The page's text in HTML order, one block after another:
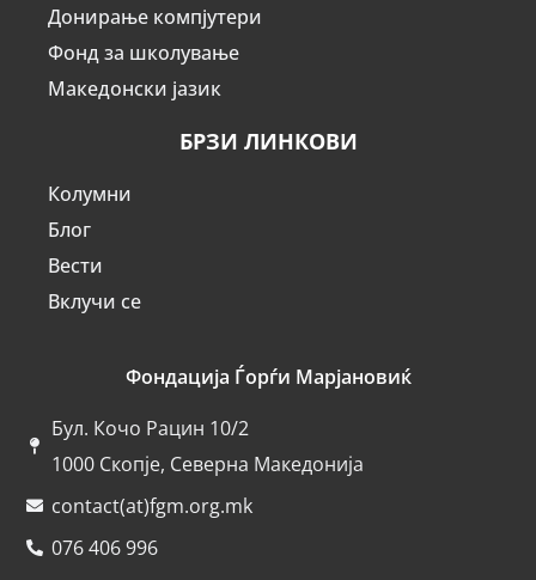
Донирање компјутери
Фонд за школување
Македонски јазик
БРЗИ ЛИНКОВИ
Колумни
Блог
Вести
Вклучи се
Фондација Ѓорѓи Марјановиќ
Бул. Кочо Рацин 10/2
1000 Скопје, Северна Македонија
contact(at)fgm.org.mk
076 406 996